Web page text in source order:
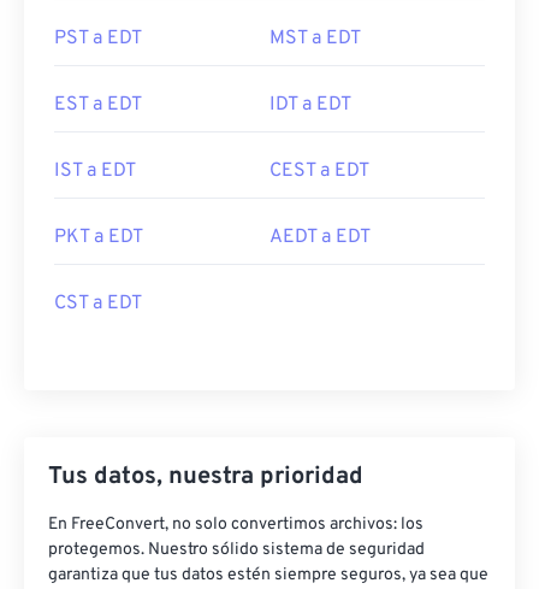
PST a EDT MST a EDT
EST a EDT IDT a EDT
IST a EDT CEST a EDT
PKT a EDT AEDT a EDT
CST a EDT
Tus datos, nuestra prioridad
En FreeConvert, no solo convertimos archivos: los
protegemos. Nuestro sólido sistema de seguridad
garantiza que tus datos estén siempre seguros, ya sea que